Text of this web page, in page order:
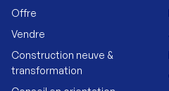
Offre
Vendre
Construction neuve &
transformation